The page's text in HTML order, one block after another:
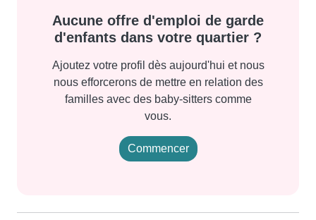
Aucune offre d'emploi de garde
d'enfants dans votre quartier ?
Ajoutez votre profil dès aujourd'hui et nous
nous efforcerons de mettre en relation des
familles avec des baby-sitters comme
vous.
Commencer